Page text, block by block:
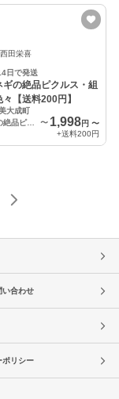
西田栄喜
日で発送
ギの絶品ピクルス・組
【送料200円】
大成町
新タマネギの絶品ピクルス130ｇ×4袋
〜 1,998円 〜
+送料200円
い合わせ
ポリシー